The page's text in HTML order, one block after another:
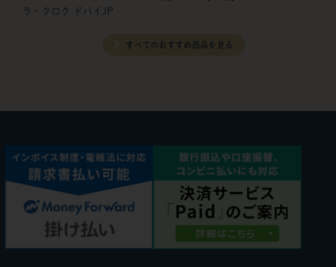
ラ・クロク ドバイJP
すべてのおすすめ商品を見る